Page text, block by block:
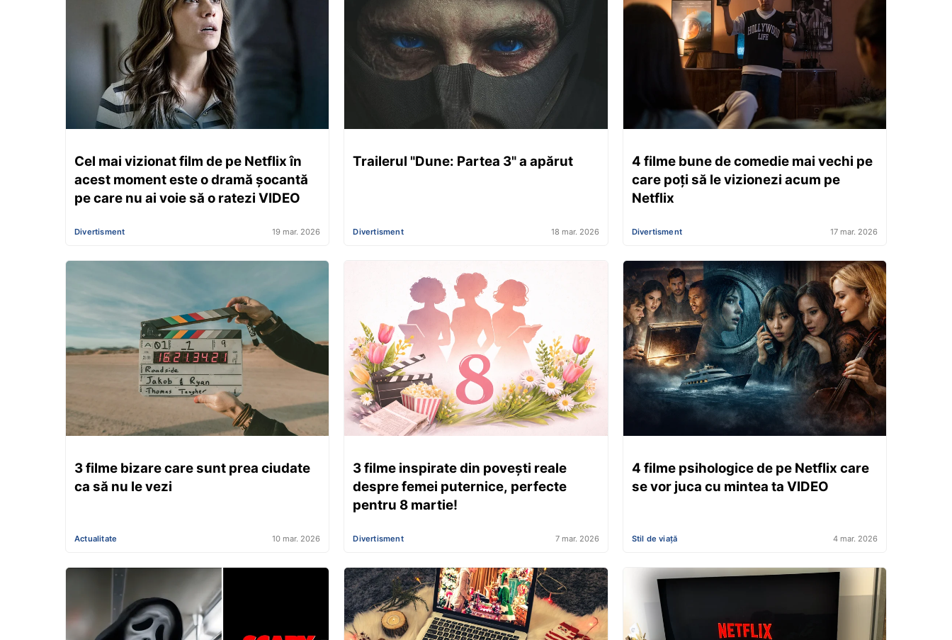
Cel mai vizionat film de pe Netflix în
acest moment este o dramă șocantă
pe care nu ai voie să o ratezi VIDEO
Divertisment 19 mar. 2026
Trailerul "Dune: Partea 3" a apărut
Divertisment 18 mar. 2026
4 filme bune de comedie mai vechi pe
care poți să le vizionezi acum pe
Netflix
Divertisment 17 mar. 2026
3 filme bizare care sunt prea ciudate
ca să nu le vezi
Actualitate 10 mar. 2026
3 filme inspirate din povești reale
despre femei puternice, perfecte
pentru 8 martie!
Divertisment 7 mar. 2026
4 filme psihologice de pe Netflix care
se vor juca cu mintea ta VIDEO
Stil de viață 4 mar. 2026